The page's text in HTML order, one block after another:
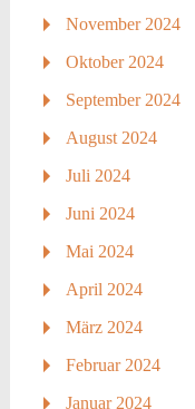
November 2024
Oktober 2024
September 2024
August 2024
Juli 2024
Juni 2024
Mai 2024
April 2024
März 2024
Februar 2024
Januar 2024